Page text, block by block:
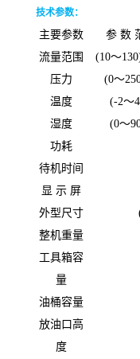
技术参数：
主要参数 参 数
流量范围
(10～
压力
(0～
温度
(-2～
湿度
(0～
功耗
待机时间
显 示 屏
外型尺寸
整机重量
工具箱容
量
油桶容量
放油口高
度